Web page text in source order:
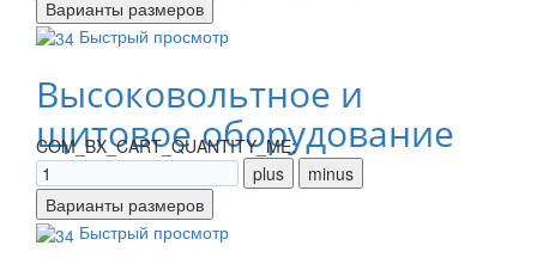
Быстрый просмотр
Высоковольтное и
щитовое оборудование
COM_BX_CART_QUANTITY_ME:
Быстрый просмотр